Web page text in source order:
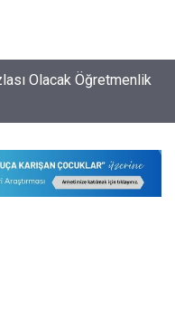
Olacak Öğretmenlik